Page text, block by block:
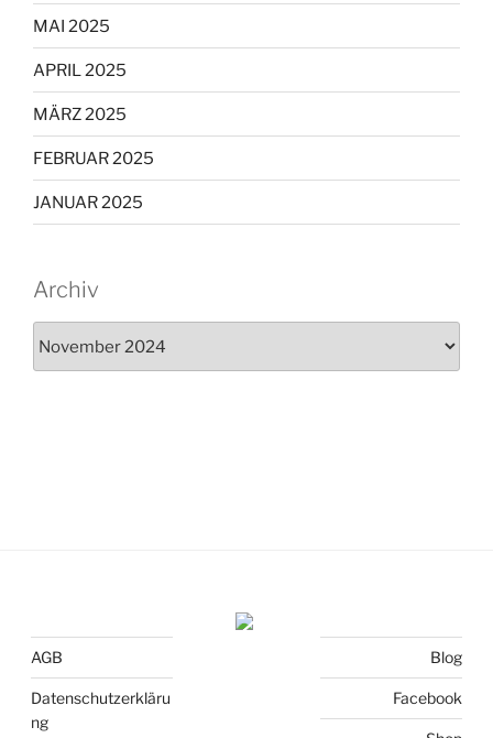
MAI 2025
APRIL 2025
MÄRZ 2025
FEBRUAR 2025
JANUAR 2025
Archiv
AGB
Datenschutzerkläru
ng
Blog
Facebook